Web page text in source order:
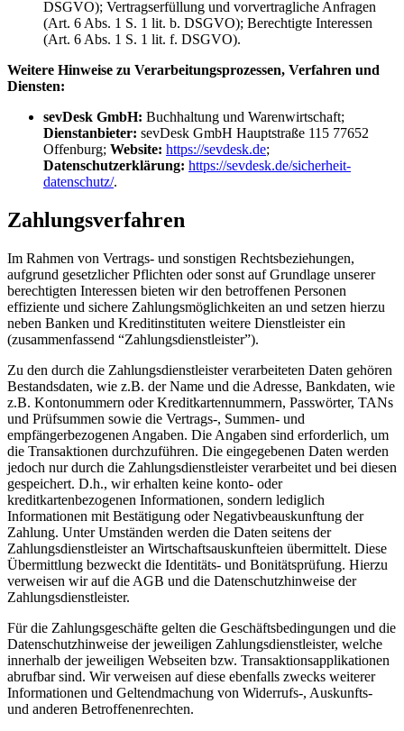
DSGVO); Vertragserfüllung und vorvertragliche Anfragen
(Art. 6 Abs. 1 S. 1 lit. b. DSGVO); Berechtigte Interessen
(Art. 6 Abs. 1 S. 1 lit. f. DSGVO).
Weitere Hinweise zu Verarbeitungsprozessen, Verfahren und
Diensten:
sevDesk GmbH: Buchhaltung und Warenwirtschaft;
Dienstanbieter: sevDesk GmbH Hauptstraße 115 77652
Offenburg; Website: https://sevdesk.de;
Datenschutzerklärung: https://sevdesk.de/sicherheit-
datenschutz/.
Zahlungsverfahren
Im Rahmen von Vertrags- und sonstigen Rechtsbeziehungen,
aufgrund gesetzlicher Pflichten oder sonst auf Grundlage unserer
berechtigten Interessen bieten wir den betroffenen Personen
effiziente und sichere Zahlungsmöglichkeiten an und setzen hierzu
neben Banken und Kreditinstituten weitere Dienstleister ein
(zusammenfassend “Zahlungsdienstleister”).
Zu den durch die Zahlungsdienstleister verarbeiteten Daten gehören
Bestandsdaten, wie z.B. der Name und die Adresse, Bankdaten, wie
z.B. Kontonummern oder Kreditkartennummern, Passwörter, TANs
und Prüfsummen sowie die Vertrags-, Summen- und
empfängerbezogenen Angaben. Die Angaben sind erforderlich, um
die Transaktionen durchzuführen. Die eingegebenen Daten werden
jedoch nur durch die Zahlungsdienstleister verarbeitet und bei diesen
gespeichert. D.h., wir erhalten keine konto- oder
kreditkartenbezogenen Informationen, sondern lediglich
Informationen mit Bestätigung oder Negativbeauskunftung der
Zahlung. Unter Umständen werden die Daten seitens der
Zahlungsdienstleister an Wirtschaftsauskunfteien übermittelt. Diese
Übermittlung bezweckt die Identitäts- und Bonitätsprüfung. Hierzu
verweisen wir auf die AGB und die Datenschutzhinweise der
Zahlungsdienstleister.
Für die Zahlungsgeschäfte gelten die Geschäftsbedingungen und die
Datenschutzhinweise der jeweiligen Zahlungsdienstleister, welche
innerhalb der jeweiligen Webseiten bzw. Transaktionsapplikationen
abrufbar sind. Wir verweisen auf diese ebenfalls zwecks weiterer
Informationen und Geltendmachung von Widerrufs-, Auskunfts-
und anderen Betroffenenrechten.